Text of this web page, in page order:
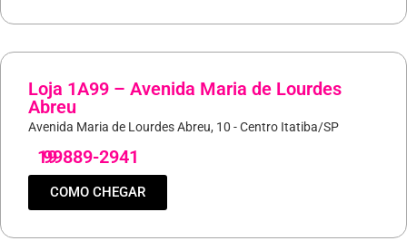
Loja 1A99 – Avenida Maria de Lourdes
Abreu
Avenida Maria de Lourdes Abreu, 10 - Centro Itatiba/SP
19
99889-2941
COMO CHEGAR